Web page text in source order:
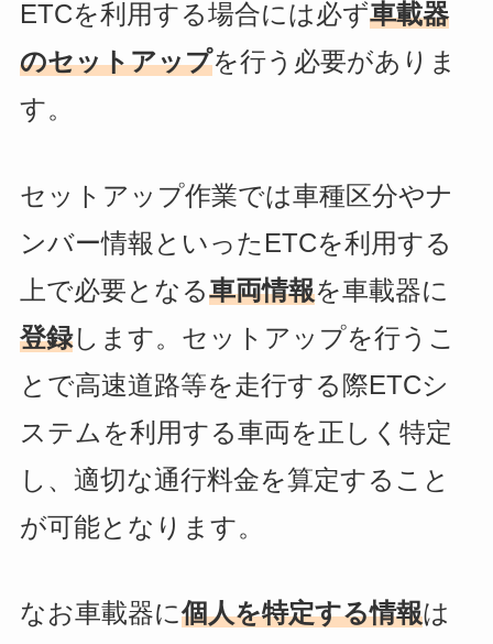
ETCを利用する場合には必ず車載器
のセットアップを行う必要がありま
す。
セットアップ作業では車種区分やナ
ンバー情報といったETCを利用する
上で必要となる車両情報を車載器に
登録します。セットアップを行うこ
とで高速道路等を走行する際ETCシ
ステムを利用する車両を正しく特定
し、適切な通行料金を算定すること
が可能となります。
なお車載器に個人を特定する情報は